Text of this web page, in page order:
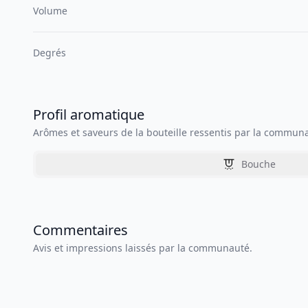
Volume
Degrés
Profil aromatique
Arômes et saveurs de la bouteille ressentis par la
Bouche
Commentaires
Avis et impressions laissés par la communauté.